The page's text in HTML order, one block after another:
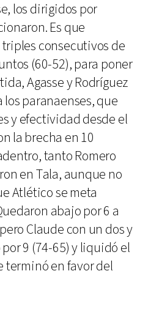
los dirigidos por
Es que
consecutivos de
(60-52), para poner
Agasse y Rodríguez
paranaenses, que
y efectividad desde el
la brecha en 10
tanto Romero
en Tala, aunque no
Atlético se meta
abajo por 6 a
Claude con un dos y
9 (74-65) y liquidó el
en favor del